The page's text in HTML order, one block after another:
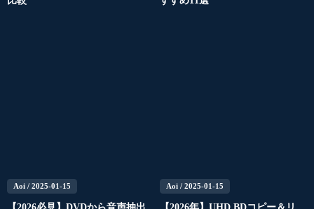
Aoi / 2025-01-15 Aoi/ 2025-01-15